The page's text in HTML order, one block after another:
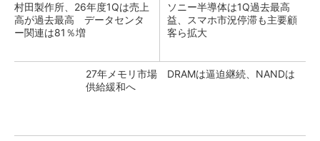
村田製作所、26年度1Qは売上
高が過去最高 データセンタ
ー関連は81％増
ソニー半導体は1Q過去最高
益、スマホ市況停滞も主要顧
客ら拡大
27年メモリ市場 DRAMは逼迫継続、NANDは
供給緩和へ